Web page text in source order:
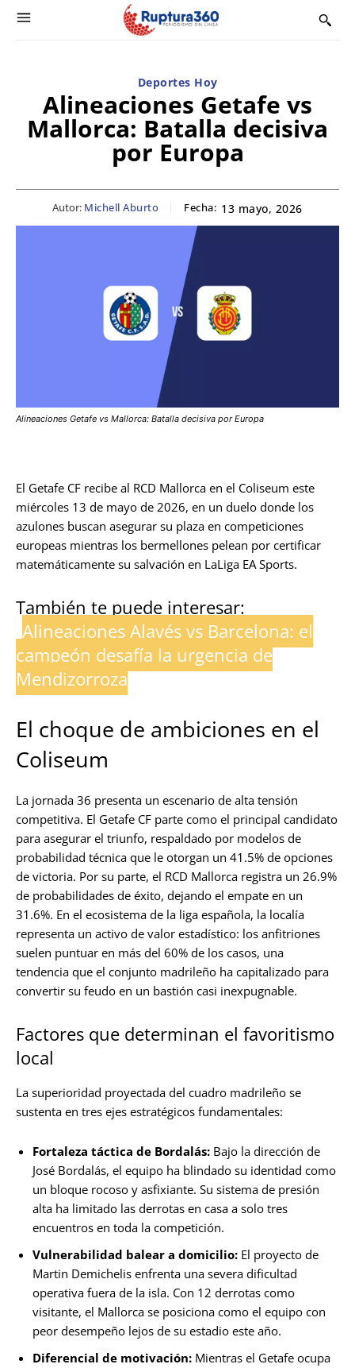
Deportes Hoy
Alineaciones Getafe vs
Mallorca: Batalla decisiva
por Europa
Autor: Michell Aburto Fecha: 13 mayo, 2026
Alineaciones Getafe vs Mallorca: Batalla decisiva por Europa
El Getafe CF recibe al RCD Mallorca en el Coliseum este
miércoles 13 de mayo de 2026, en un duelo donde los
azulones buscan asegurar su plaza en competiciones
europeas mientras los bermellones pelean por certificar
matemáticamente su salvación en LaLiga EA Sports.
También te puede interesar:
Alineaciones Alavés vs Barcelona: el
campeón desafía la urgencia de
Mendizorroza
El choque de ambiciones en el
Coliseum
La jornada 36 presenta un escenario de alta tensión
competitiva. El Getafe CF parte como el principal candidato
para asegurar el triunfo, respaldado por modelos de
probabilidad técnica que le otorgan un 41.5% de opciones
de victoria. Por su parte, el RCD Mallorca registra un 26.9%
de probabilidades de éxito, dejando el empate en un
31.6%. En el ecosistema de la liga española, la localía
representa un activo de valor estadístico: los anfitriones
suelen puntuar en más del 60% de los casos, una
tendencia que el conjunto madrileño ha capitalizado para
convertir su feudo en un bastión casi inexpugnable.
Factores que determinan el favoritismo
local
La superioridad proyectada del cuadro madrileño se
sustenta en tres ejes estratégicos fundamentales:
Fortaleza táctica de Bordalás: Bajo la dirección de
José Bordalás, el equipo ha blindado su identidad como
un bloque rocoso y asfixiante. Su sistema de presión
alta ha limitado las derrotas en casa a solo tres
encuentros en toda la competición.
Vulnerabilidad balear a domicilio: El proyecto de
Martin Demichelis enfrenta una severa dificultad
operativa fuera de la isla. Con 12 derrotas como
visitante, el Mallorca se posiciona como el equipo con
peor desempeño lejos de su estadio este año.
Diferencial de motivación: Mientras el Getafe ocupa